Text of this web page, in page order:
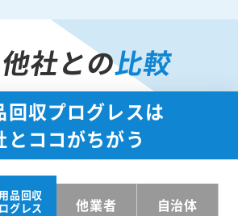
他社との比較
回収プログレスは
とココがちがう
品回収
グレス
他業者 自治体